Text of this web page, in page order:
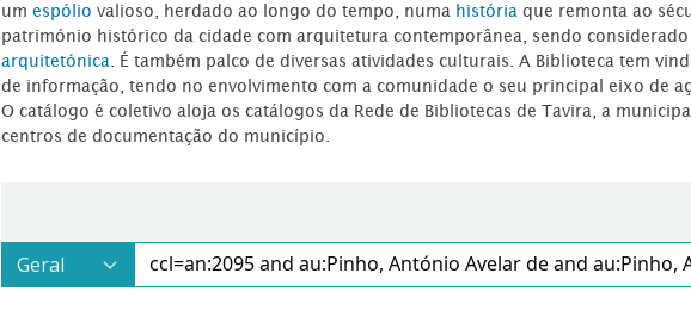
um espólio valioso, herdado ao longo do tempo, numa história que remonta ao
património histórico da cidade com arquitetura contemporânea, sendo
arquitetónica . É também palco de diversas atividades culturais. A Biblioteca tem
de informação, tendo no envolvimento com a comunidade o seu principal eixo de
O catálogo é coletivo aloja os catálogos da Rede de Bibliotecas de Tavira, a
centros de documentação do município.